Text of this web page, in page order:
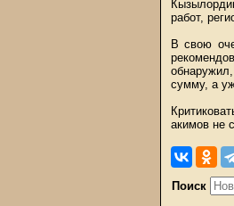
работ,
В свою
сумму, а
акимов не
Поиск